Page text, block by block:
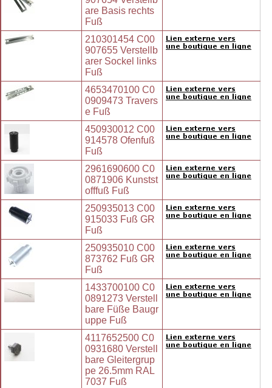
are Basis rechts
Fuß
210301454 C00
907655 Verstellb
arer Sockel links
Fuß
4653470100 C0
0909473 Travers
e Fuß
450930012 C00
914578 Ofenfuß
Fuß
2961690600 C0
0871906 Kunstst
offfuß Fuß
250935013 C00
915033 Fuß GR
Fuß
250935010 C00
873762 Fuß GR
Fuß
1433700100 C0
0891273 Verstell
bare Füße Baugr
uppe Fuß
4117652500 C0
0931680 Verstell
bare Gleitergrup
pe 26.5mm RAL
7037 Fuß